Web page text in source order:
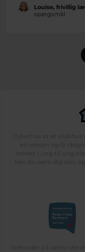
Louise, frivillig
spørgsmål
Cyberhus er et
en voksen og få
tanker i ung-til-ung
kan du være dig selv,
Indholdet på dette site